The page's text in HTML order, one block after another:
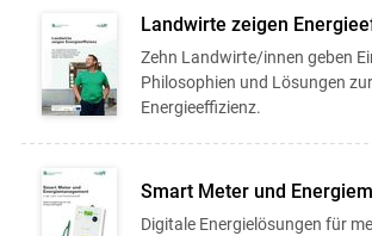
Landwirte zeigen
Zehn Landwirte/innen geben
Philosophien und Lösungen
Energieeffizienz.
Smart Meter und
Digitale Energielösungen für